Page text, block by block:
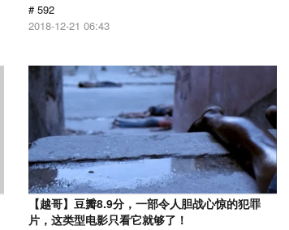
# 592
2018-12-21 06:43
【越哥】豆瓣8.9分，一部令人胆战心惊的犯罪
片，这类型电影只看它就够了！